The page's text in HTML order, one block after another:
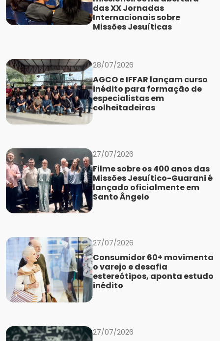
das XX Jornadas
Internacionais sobre
Missões Jesuíticas
28/07/2026
AGCO e IFFAR lançam curso
inédito para formação de
especialistas em
colheitadeiras
27/07/2026
Filme sobre os 400 anos das
Missões Jesuítico-Guarani é
lançado oficialmente em
Santo Ângelo
27/07/2026
Consumidor 60+ movimenta
o varejo e desafia
estereótipos, aponta estudo
inédito
27/07/2026